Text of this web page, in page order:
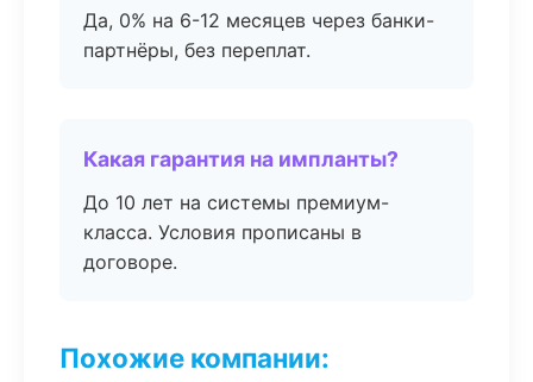
Да, 0% на 6-12 месяцев через банки-
партнёры, без переплат.
Какая гарантия на импланты?
До 10 лет на системы премиум-
класса. Условия прописаны в
договоре.
Похожие компании: